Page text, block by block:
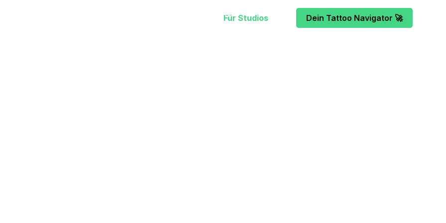
Für Studios Dein Tattoo Navigator 🚀